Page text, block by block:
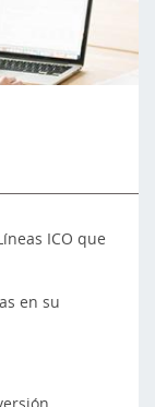
ICO que
en su